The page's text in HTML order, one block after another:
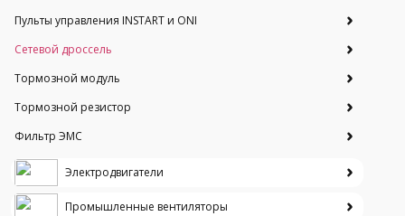
Пульты управления INSTART и ONI
Сетевой дроссель
Тормозной модуль
Тормозной резистор
Фильтр ЭМС
Электродвигатели
Промышленные вентиляторы